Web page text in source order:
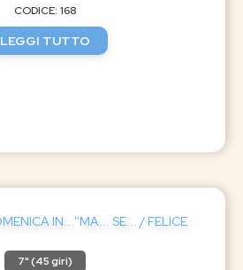
CODICE: 168
LEGGI TUTTO
7" (45 giri)